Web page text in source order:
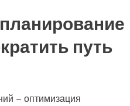
путь
– оптимизация